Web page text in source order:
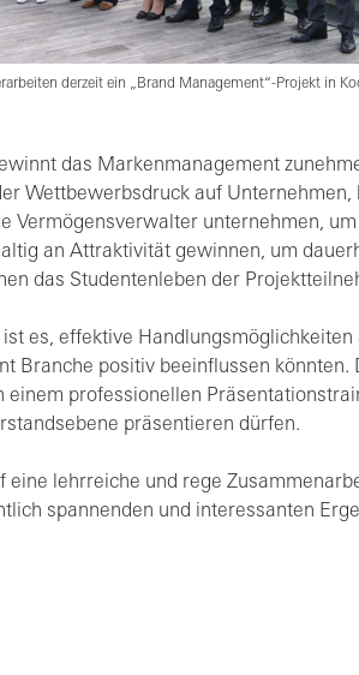
derzeit ein „Brand Management“-Projekt in
das Markenmanagement
Wettbewerbsdruck auf
Vermögensverwalter unternehmen,
an Attraktivität gewinnen, um
das Studentenleben der
es, effektive
Branche positiv beeinflussen
einem professionellen
präsentieren dürfen.
eine lehrreiche und rege
spannenden und interessanten